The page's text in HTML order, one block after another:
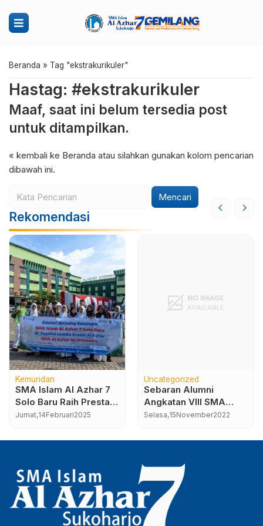
Beranda » Tag "ekstrakurikuler"
Hastag: #ekstrakurikuler
Maaf, saat ini belum tersedia post
untuk ditampilkan.
« kembali ke Beranda atau silahkan gunakan kolom pencarian
dibawah ini.
Mencari
Rekomendasi
Kemuridan
SMA Islam Al Azhar 7
Solo Baru Raih Prestasi
di Festival dan Lomba
(FELKA) 2025
Jumat,14Februari2025
Uncategorized
Sebaran Alumni
Angkatan VIII SMA
Islam Al Azhar 7 Solo
Selasa,15November2022